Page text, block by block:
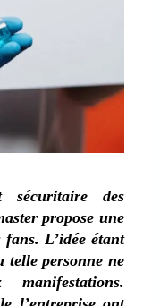
des
propose une
L’idée étant
telle personne ne